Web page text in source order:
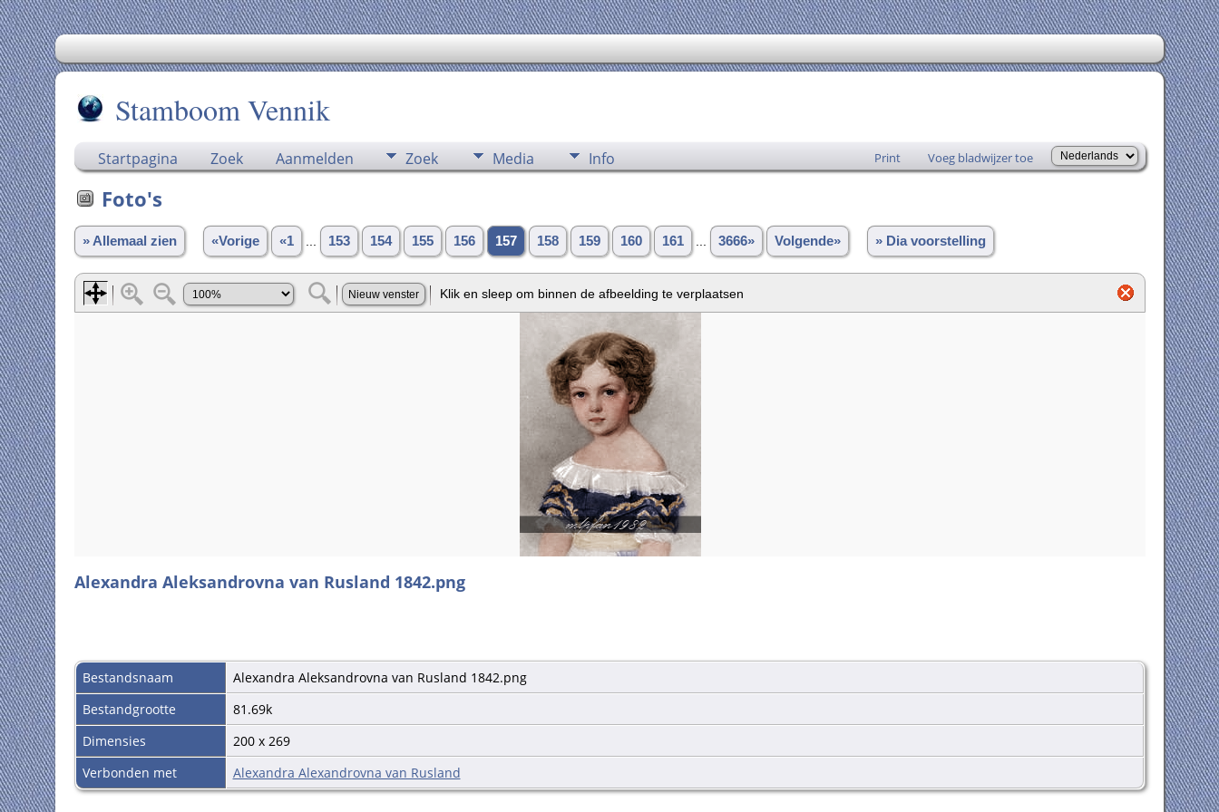
Stamboom Vennik
Startpagina Zoek Aanmelden Zoek Media Info Print Voeg bladwijzer toe
Foto's
» Allemaal zien «Vorige «1 153 154 155 156 157 158 159 160 161 3666» Volgende» » Dia voorstelling
Alexandra Aleksandrovna van Rusland 1842.png
Bestandsnaam
Alexandra Aleksandrovna van Rusland 1842.png
Bestandgrootte
81.69k
Dimensies
200 x 269
Verbonden met
Alexandra Alexandrovna van Rusland